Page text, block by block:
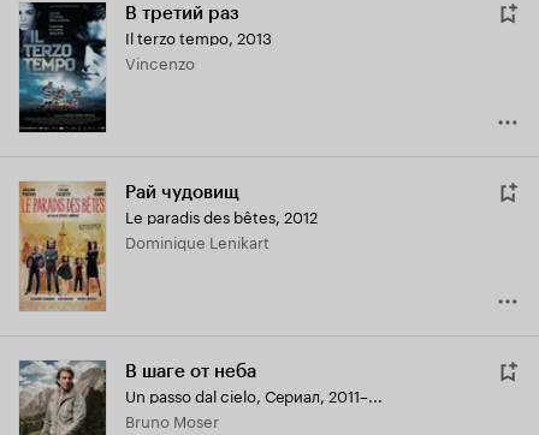
В третий раз
Il terzo tempo, 2013
Vincenzo
Рай чудовищ
Le paradis des bêtes, 2012
Dominique Lenikart
В шаге от неба
Un passo dal cielo, Сериал, 2011–...
Bruno Moser